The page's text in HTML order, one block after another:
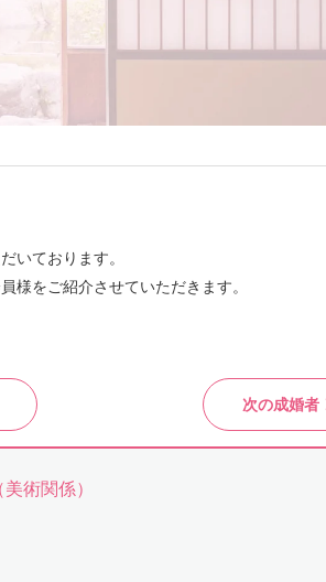
いております。
様をご紹介させていただきます。
次の成婚者
術関係）